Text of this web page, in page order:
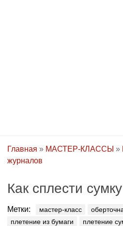
Главная » МАСТЕР-КЛАССЫ »
журналов
Как сплести
Метки: мастер-класс
плетение из бумаги
плетение